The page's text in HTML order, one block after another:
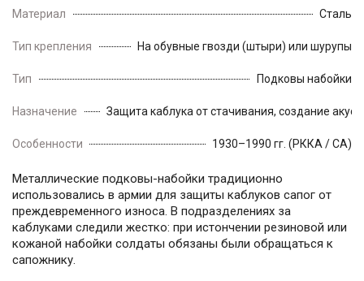
Материал Сталь
Тип крепления На обувные гвозди (штыри) или шурупы
Тип Подковы набойки
Назначение Защита каблука от стачивания, создание
Особенности 1930–1990 гг. (РККА / СА)
Металлические подковы-набойки традиционно
использовались в армии для защиты каблуков сапог от
преждевременного износа. В подразделениях за
каблуками следили жестко: при истончении резиновой или
кожаной набойки солдаты обязаны были обращаться к
сапожнику.